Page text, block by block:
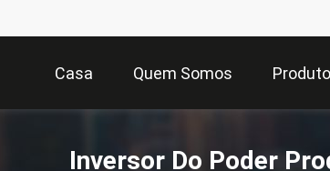
Casa Quem Somos
Inversor Do Poder